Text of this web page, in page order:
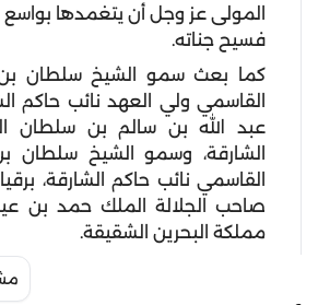
المولى عز وجل أن يتغمدها بواسع
فسيح جناته.
كما بعث سمو الشيخ سلطان
القاسمي ولي العهد نائب حاكم
عبد الله بن سالم بن سلطان
الشارقة، وسمو الشيخ
القاسمي نائب حاكم الشارقة،
صاحب الجلالة الملك حمد بن
مملكة البحرين الشقيقة.